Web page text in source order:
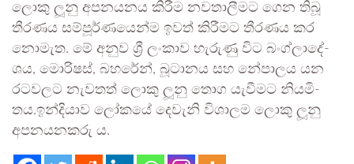
ලොකු ලූනු අප­න­ය­නය කිරීම නව­තා­ලී­මට ගෙන තිබූ
තීර­ණය සම්පූ­ර්ණ­යෙන්ම ඉවත් කිරී­මට තීර­ණය කර
නොමැත. මේ අනුව ශ්‍රී ලංකාව හැරුණු විට බංග්ලා­දේ­
ශය, මොරි­ෂස්, බහ­රේන්, බූටා­නය සහ නේපා­ලය යන
රට­ව­ලට නැව­තත් ලොකු ලූනු තොග යැවී­මට නිය­මි­
තය.ඉන්දි­යාව ලෝකයේ දෙවැනි විශා­ලම ලොකු ලූනු
අප­න­ය­න­කරු ‍ය.